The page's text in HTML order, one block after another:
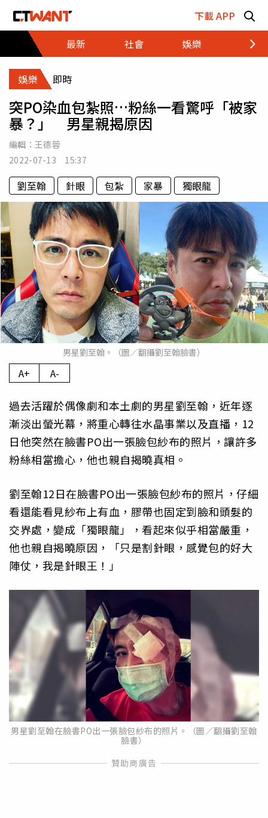
下載 APP
最新
社會 娛樂 財經
娛樂 即時
突PO染血包紮照…粉絲一看驚呼「被家
暴？」 男星親揭原因
編輯： 王德蓉
2022-07-13 15:37
劉至翰 針眼 包紮 家暴 獨眼龍
男星劉至翰。（圖／翻攝劉至翰臉書）
A+ A-
過去活躍於偶像劇和本土劇的男星劉至翰，近年逐
漸淡出螢光幕，將重心轉往水晶事業以及直播，12
日他突然在臉書PO出一張臉包紗布的照片，讓許多
粉絲相當擔心，他也親自揭曉真相。
劉至翰12日在臉書PO出一張臉包紗布的照片，仔細
看還能看見紗布上有血，膠帶也固定到臉和頭髮的
交界處，變成「獨眼龍」，看起來似乎相當嚴重，
他也親自揭曉原因，「只是割針眼，感覺包的好大
陣仗，我是針眼王！」
男星劉至翰在臉書PO出一張臉包紗布的照片。（圖／翻攝劉至翰
臉書）